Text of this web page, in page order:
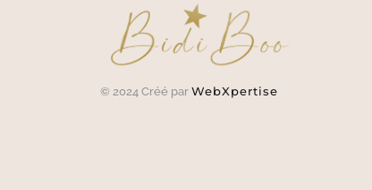
© 2024 Créé par WebXpertise